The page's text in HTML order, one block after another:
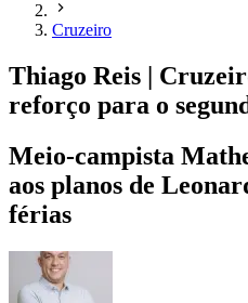
Cruzeiro
Thiago Reis |
reforço para o
Meio-campista
aos planos de
férias